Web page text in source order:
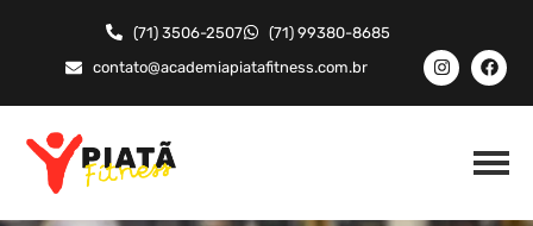
(71) 3506-2507
(71) 99380-8685
contato@academiapiatafitness.com.br